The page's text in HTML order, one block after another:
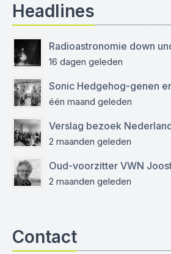
Headlines
Radioastronomie down
16 dagen geleden
één maand geleden
Verslag bezoek
2 maanden geleden
2 maanden geleden
Contact